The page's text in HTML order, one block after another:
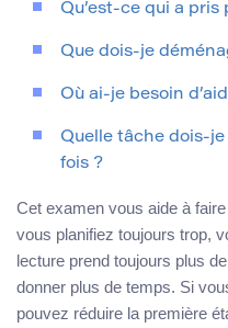
Qu’est-ce qui a
Que dois-je
Où ai-je besoin
Quelle tâche dois-
fois ?
Cet examen vous aide à
vous planifiez toujours trop,
lecture prend toujours plus
donner plus de temps. Si
pouvez réduire la première